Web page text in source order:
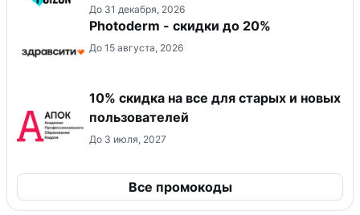
До 31 декабря, 2026
Photoderm - скидки до 20%
До 15 августа, 2026
10% скидка на все для старых и новых
пользователей
До 3 июля, 2027
Все промокоды